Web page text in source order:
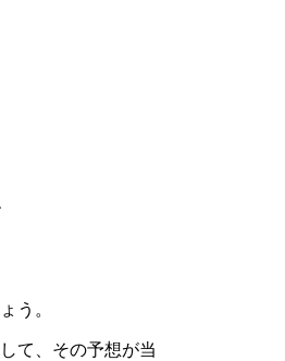
う。
て、その予想が当